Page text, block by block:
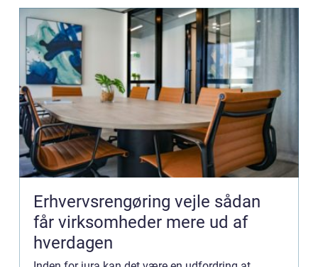
Erhvervsrengøring vejle sådan
får virksomheder mere ud af
hverdagen